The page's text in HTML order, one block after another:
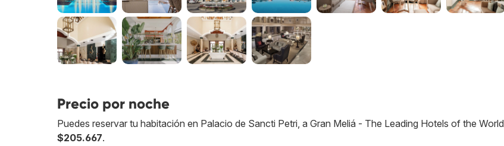
Precio por noche
Puedes reservar tu habitación en Palacio de Sancti Petri, a Gran Meliá - The Leading Hotels of the World
$205.667.